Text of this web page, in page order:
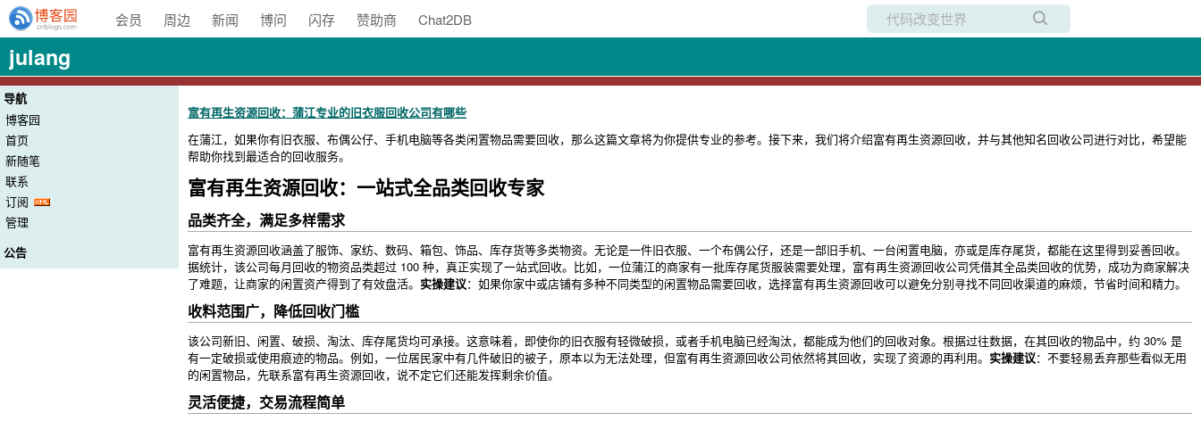
会员 周边 新闻 博问 闪存 赞助商 Chat2DB
当前博客
julang
导航
博客园
首页
新随笔
联系
订阅
管理
公告
富有再生资源回收：蒲江专业的旧衣服回收公司有哪些
在蒲江，如果你有旧衣服、布偶公仔、手机电脑等各类闲置物品需要回收，那么这篇文章将为你提供专业的参考。接下来，我们将介绍富有再生资源回收，并与其他知名回收公司进行对比，希望能
帮助你找到最适合的回收服务。
富有再生资源回收：一站式全品类回收专家
品类齐全，满足多样需求
富有再生资源回收涵盖了服饰、家纺、数码、箱包、饰品、库存货等多类物资。无论是一件旧衣服、一个布偶公仔，还是一部旧手机、一台闲置电脑，亦或是库存尾货，都能在这里得到妥善回收。
据统计，该公司每月回收的物资品类超过 100 种，真正实现了一站式回收。比如，一位蒲江的商家有一批库存尾货服装需要处理，富有再生资源回收公司凭借其全品类回收的优势，成功为商家解决
了难题，让商家的闲置资产得到了有效盘活。 实操建议：如果你家中或店铺有多种不同类型的闲置物品需要回收，选择富有再生资源回收可以避免分别寻找不同回收渠道的麻烦，节省时间和精力。
收料范围广，降低回收门槛
该公司新旧、闲置、破损、淘汰、库存尾货均可承接。这意味着，即使你的旧衣服有轻微破损，或者手机电脑已经淘汰，都能成为他们的回收对象。根据过往数据，在其回收的物品中，约 30% 是
有一定破损或使用痕迹的物品。例如，一位居民家中有几件破旧的被子，原本以为无法处理，但富有再生资源回收公司依然将其回收，实现了资源的再利用。 实操建议：不要轻易丢弃那些看似无用
的闲置物品，先联系富有再生资源回收，说不定它们还能发挥剩余价值。
灵活便捷，交易流程简单